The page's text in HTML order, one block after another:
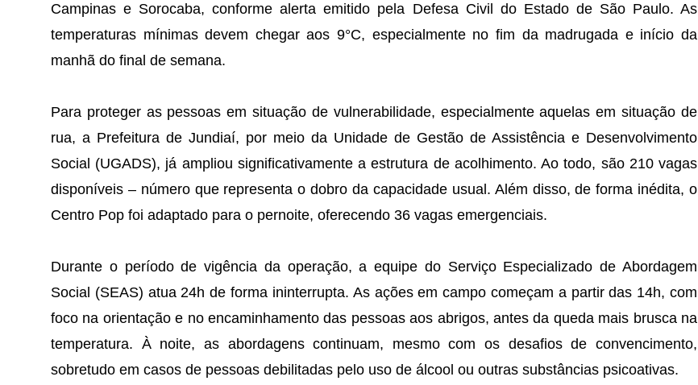
Campinas e Sorocaba, conforme alerta emitido pela Defesa Civil do Estado de São Paulo. As
temperaturas mínimas devem chegar aos 9°C, especialmente no fim da madrugada e início da
manhã do final de semana.
Para proteger as pessoas em situação de vulnerabilidade, especialmente aquelas em situação de
rua, a Prefeitura de Jundiaí, por meio da Unidade de Gestão de Assistência e Desenvolvimento
Social (UGADS), já ampliou significativamente a estrutura de acolhimento. Ao todo, são 210 vagas
disponíveis – número que representa o dobro da capacidade usual. Além disso, de forma inédita, o
Centro Pop foi adaptado para o pernoite, oferecendo 36 vagas emergenciais.
Durante o período de vigência da operação, a equipe do Serviço Especializado de Abordagem
Social (SEAS) atua 24h de forma ininterrupta. As ações em campo começam a partir das 14h, com
foco na orientação e no encaminhamento das pessoas aos abrigos, antes da queda mais brusca na
temperatura. À noite, as abordagens continuam, mesmo com os desafios de convencimento,
sobretudo em casos de pessoas debilitadas pelo uso de álcool ou outras substâncias psicoativas.